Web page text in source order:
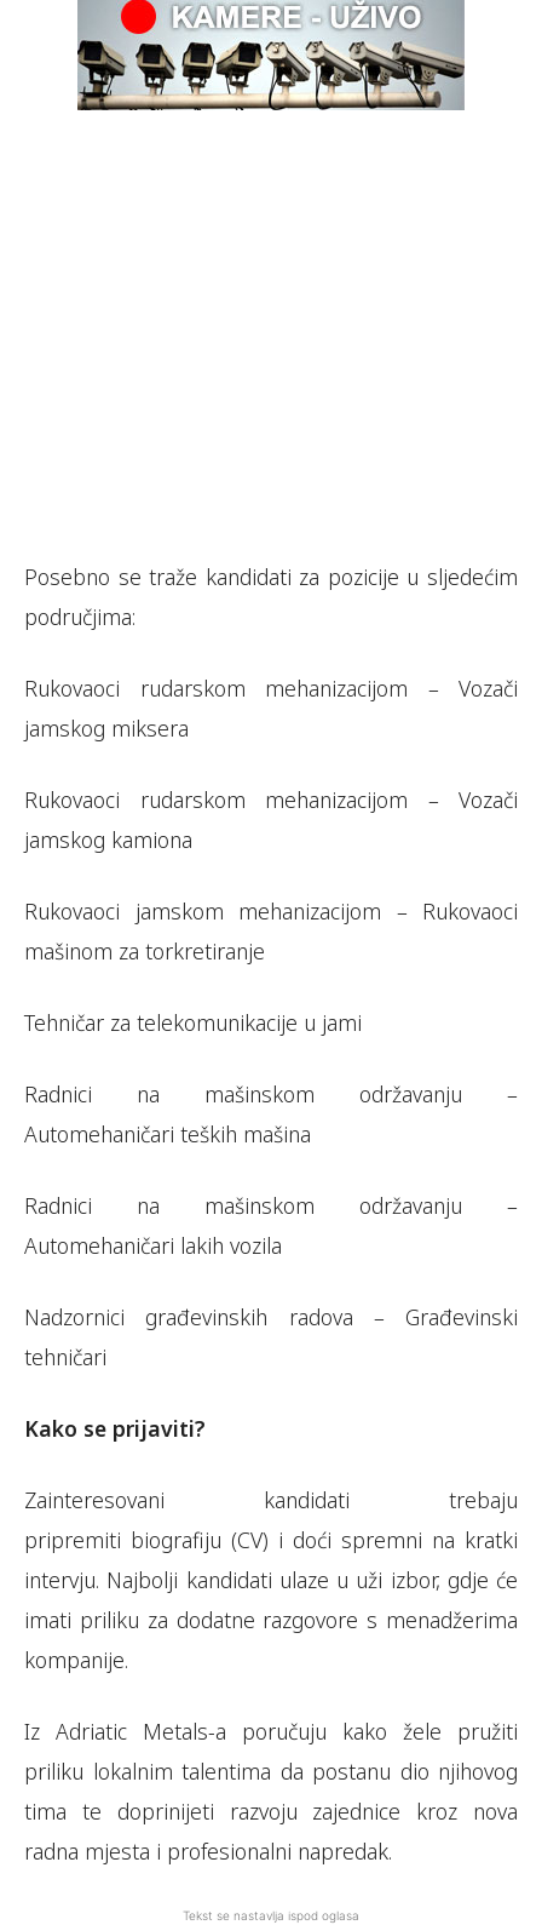
Posebno se traže kandidati za pozicije u sljedećim
područjima:
Rukovaoci rudarskom mehanizacijom – Vozači
jamskog miksera
Rukovaoci rudarskom mehanizacijom – Vozači
jamskog kamiona
Rukovaoci jamskom mehanizacijom – Rukovaoci
mašinom za torkretiranje
Tehničar za telekomunikacije u jami
Radnici na mašinskom održavanju –
Automehaničari teških mašina
Radnici na mašinskom održavanju –
Automehaničari lakih vozila
Nadzornici građevinskih radova – Građevinski
tehničari
Kako se prijaviti?
Zainteresovani kandidati trebaju
pripremiti biografiju (CV) i doći spremni na kratki
intervju. Najbolji kandidati ulaze u uži izbor, gdje će
imati priliku za dodatne razgovore s menadžerima
kompanije.
Iz Adriatic Metals-a poručuju kako žele pružiti
priliku lokalnim talentima da postanu dio njihovog
tima te doprinijeti razvoju zajednice kroz nova
radna mjesta i profesionalni napredak.
Tekst se nastavlja ispod oglasa